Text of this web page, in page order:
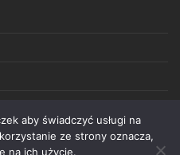
aby świadczyć usługi na
ze strony oznacza,
na ich użycie.